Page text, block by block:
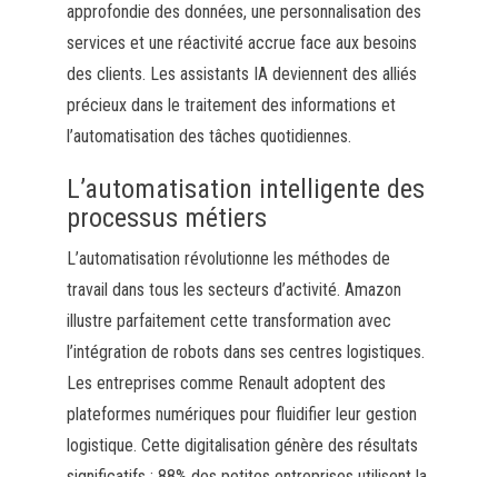
approfondie des données, une personnalisation des
services et une réactivité accrue face aux besoins
des clients. Les assistants IA deviennent des alliés
précieux dans le traitement des informations et
l’automatisation des tâches quotidiennes.
L’automatisation intelligente des
processus métiers
L’automatisation révolutionne les méthodes de
travail dans tous les secteurs d’activité. Amazon
illustre parfaitement cette transformation avec
l’intégration de robots dans ses centres logistiques.
Les entreprises comme Renault adoptent des
plateformes numériques pour fluidifier leur gestion
logistique. Cette digitalisation génère des résultats